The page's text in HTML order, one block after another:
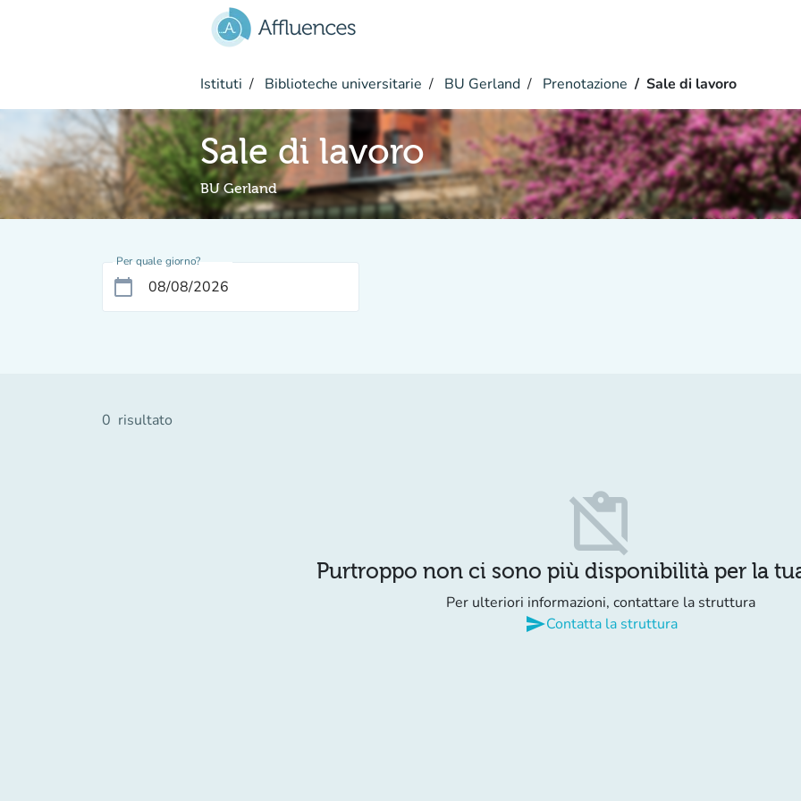
Istituti Biblioteche universitarie BU Gerland Prenotazione Sale di lavoro
Sale di lavoro
BU Gerland
Per quale giorno?
calendar_today
0 risultato
content_paste_off
Purtroppo non ci sono più disponibilità per la
Per ulteriori informazioni, contattare la struttura
sendContatta la struttura